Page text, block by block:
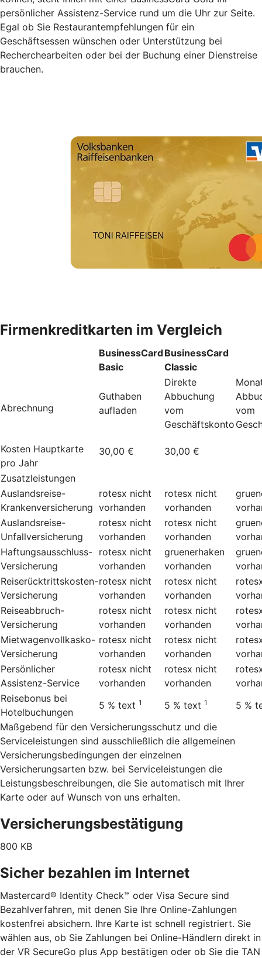
persönlicher Assistenz-Service rund um die Uhr zur Seite.
Egal ob Sie Restaurantempfehlungen für ein
Geschäftsessen wünschen oder Unterstützung bei
Recherchearbeiten oder bei der Buchung einer Dienstreise
brauchen.
Firmenkreditkarten im Vergleich
BusinessCard
Basic
BusinessCard
Classic
Abrechnung
Guthaben
aufladen
Direkte
Abbuchung
vom
Geschäftskonto
vom
Kosten Hauptkarte
pro Jahr
30,00 € 30,00 €
Zusatzleistungen
Auslandsreise-
Krankenversicherung
rotesx nicht
vorhanden
rotesx nicht
vorhanden
Auslandsreise-
Unfallversicherung
rotesx nicht
vorhanden
rotesx nicht
vorhanden
Haftungsausschluss-
Versicherung
rotesx nicht
vorhanden
gruenerhaken
vorhanden
Reiserücktrittskosten-
Versicherung
rotesx nicht
vorhanden
rotesx nicht
vorhanden
Reiseabbruch-
Versicherung
rotesx nicht
vorhanden
rotesx nicht
vorhanden
Mietwagenvollkasko-
Versicherung
rotesx nicht
vorhanden
rotesx nicht
vorhanden
Persönlicher
Assistenz-Service
rotesx nicht
vorhanden
rotesx nicht
vorhanden
Reisebonus bei
Hotelbuchungen
5 % text 1 5 % text 1 5 %
Maßgebend für den Versicherungsschutz und die
Serviceleistungen sind ausschließlich die allgemeinen
Versicherungsbedingungen der einzelnen
Versicherungsarten bzw. bei Serviceleistungen die
Leistungsbeschreibungen, die Sie automatisch mit Ihrer
Karte oder auf Wunsch von uns erhalten.
Versicherungsbestätigung
800 KB
Sicher bezahlen im Internet
Mastercard® Identity Check™ oder Visa Secure sind
Bezahlverfahren, mit denen Sie Ihre Online-Zahlungen
kostenfrei absichern. Ihre Karte ist schnell registriert. Sie
wählen aus, ob Sie Zahlungen bei Online-Händlern direkt in
der VR SecureGo plus App bestätigen oder ob Sie die TAN